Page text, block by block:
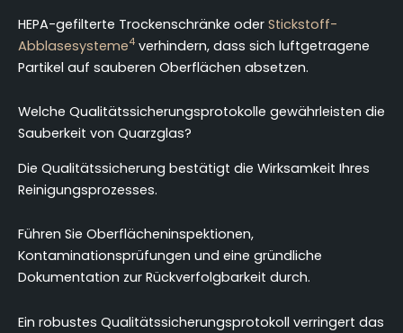
HEPA-gefilterte Trockenschränke oder Stickstoff-
Abblasesysteme4 verhindern, dass sich luftgetragene
Partikel auf sauberen Oberflächen absetzen.
Welche Qualitätssicherungsprotokolle gewährleisten die
Sauberkeit von Quarzglas?
Die Qualitätssicherung bestätigt die Wirksamkeit Ihres
Reinigungsprozesses.
Führen Sie Oberflächeninspektionen,
Kontaminationsprüfungen und eine gründliche
Dokumentation zur Rückverfolgbarkeit durch.
Ein robustes Qualitätssicherungsprotokoll verringert das